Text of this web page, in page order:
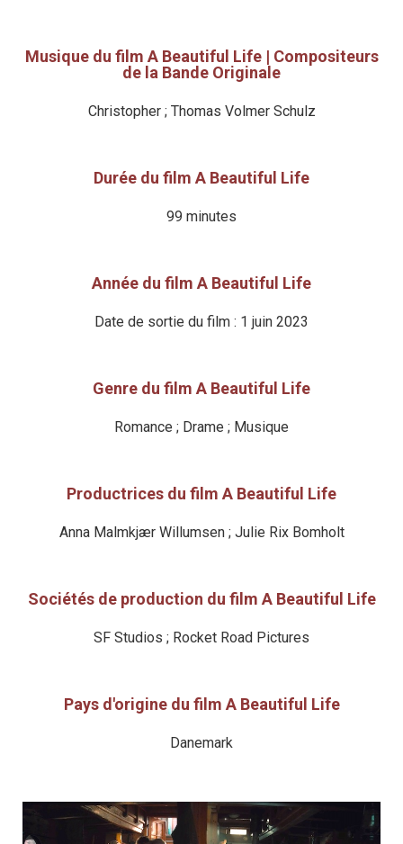
Musique du film A Beautiful Life | Compositeurs
de la Bande Originale
Christopher ; Thomas Volmer Schulz
Durée du film A Beautiful Life
99 minutes
Année du film A Beautiful Life
Date de sortie du film : 1 juin 2023
Genre du film A Beautiful Life
Romance ; Drame ; Musique
Productrices du film A Beautiful Life
Anna Malmkjær Willumsen ; Julie Rix Bomholt
Sociétés de production du film A Beautiful Life
SF Studios ; Rocket Road Pictures
Pays d'origine du film A Beautiful Life
Danemark